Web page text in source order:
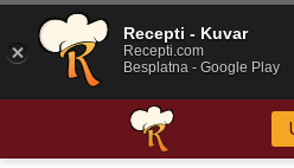
Recepti - Kuvar
Recepti.com
Besplatna - Google Play